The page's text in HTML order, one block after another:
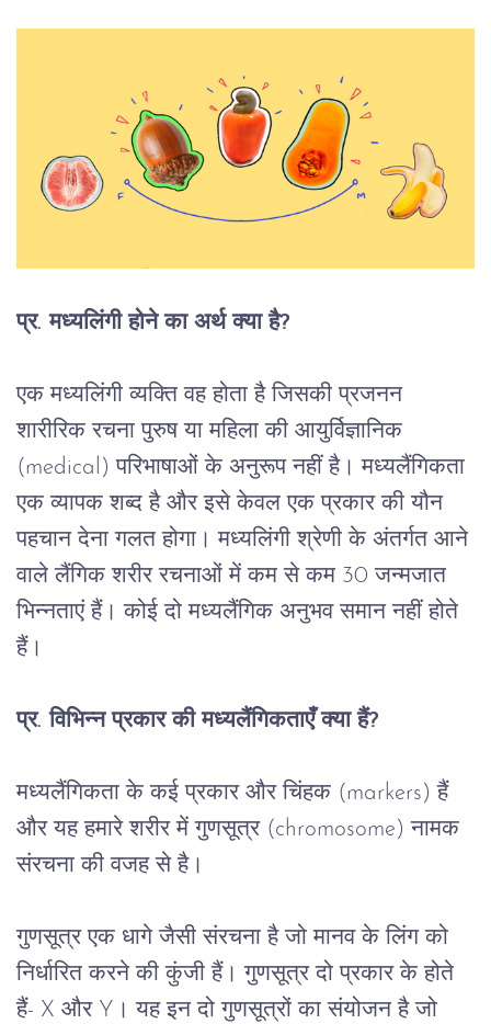
प्र. मध्यलिंगी होने का अर्थ क्या है?
एक मध्यलिंगी व्यक्ति वह होता है जिसकी प्रजनन
शारीरिक रचना पुरुष या महिला की आयुर्विज्ञानिक
(medical) परिभाषाओं के अनुरूप नहीं है। मध्यलैंगिकता
एक व्यापक शब्द है और इसे केवल एक प्रकार की यौन
पहचान देना गलत होगा। मध्यलिंगी श्रेणी के अंतर्गत आने
वाले लैंगिक शरीर रचनाओं में कम से कम 30 जन्मजात
भिन्नताएं हैं। कोई दो मध्यलैंगिक अनुभव समान नहीं होते
हैं।
प्र. विभिन्न प्रकार की मध्यलैंगिकताएँ क्या हैं?
मध्यलैंगिकता के कई प्रकार और चिंहक (markers) हैं
और यह हमारे शरीर में गुणसूत्र (chromosome) नामक
संरचना की वजह से है।
गुणसूत्र एक धागे जैसी संरचना है जो मानव के लिंग को
निर्धारित करने की कुंजी हैं। गुणसूत्र दो प्रकार के होते
हैं- X और Y । यह इन दो गुणसूत्रों का संयोजन है जो